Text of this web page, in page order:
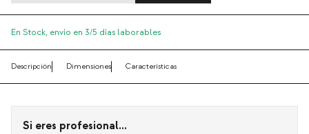
En Stock, envío en 3/5 días laborables
Descripción Dimensiones Características
Si eres profesional...